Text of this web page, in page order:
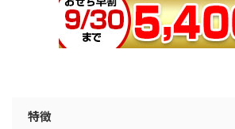
特徴